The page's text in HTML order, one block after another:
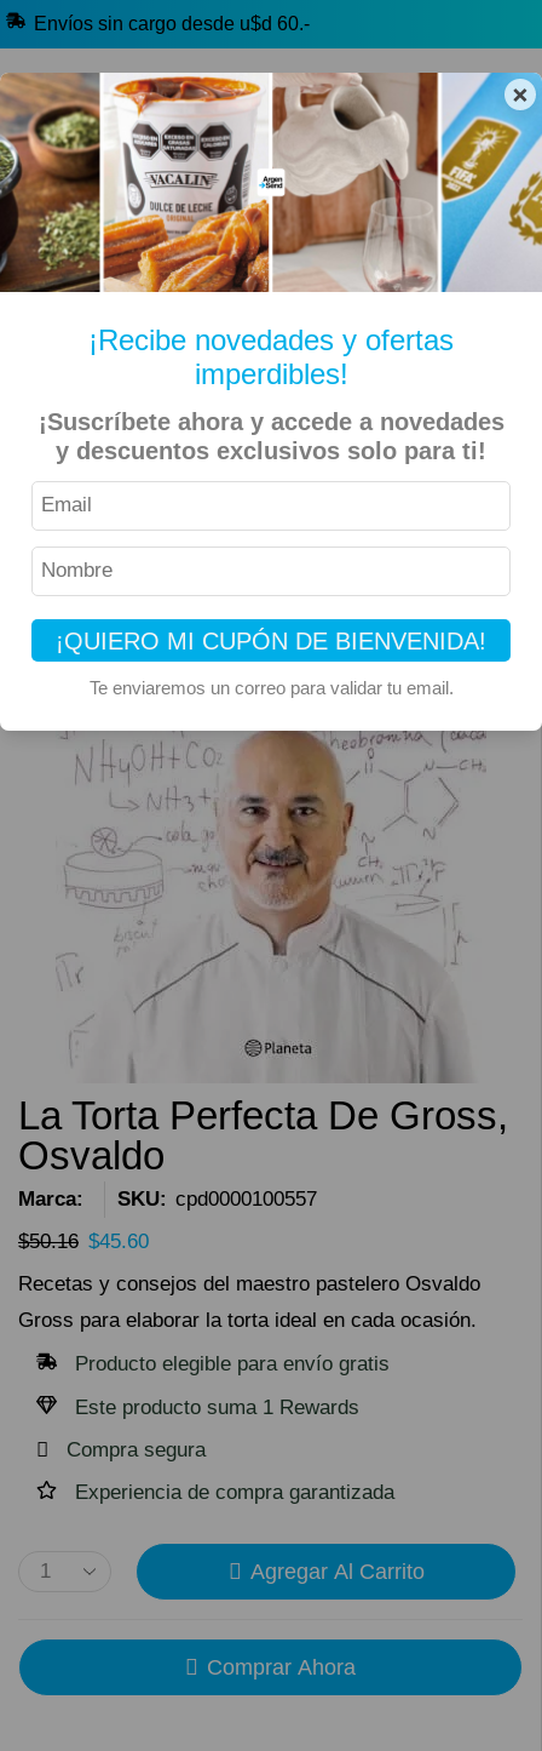
×
¡Recibe novedades y ofertas
imperdibles!
¡Suscríbete ahora y accede a novedades
y descuentos exclusivos solo para ti!
¡QUIERO MI CUPÓN DE BIENVENIDA!
Te enviaremos un correo para validar tu email.
Envíos sin cargo desde u$d 60.-
🔥 Alfajores y Golosinas
🧉 Clásicos argentinos 🏷️ Todas las categorías
Inicio Libros La Torta Perfecta De Gross, Osvaldo
La Torta Perfecta De Gross,
Osvaldo
Marca: SKU: cpd0000100557
$50.16 $45.60
Recetas y consejos del maestro pastelero Osvaldo
Gross para elaborar la torta ideal en cada ocasión.
Producto elegible para envío gratis
Este producto suma 1 Rewards
Compra segura
Experiencia de compra garantizada
Agregar Al Carrito
Comprar Ahora